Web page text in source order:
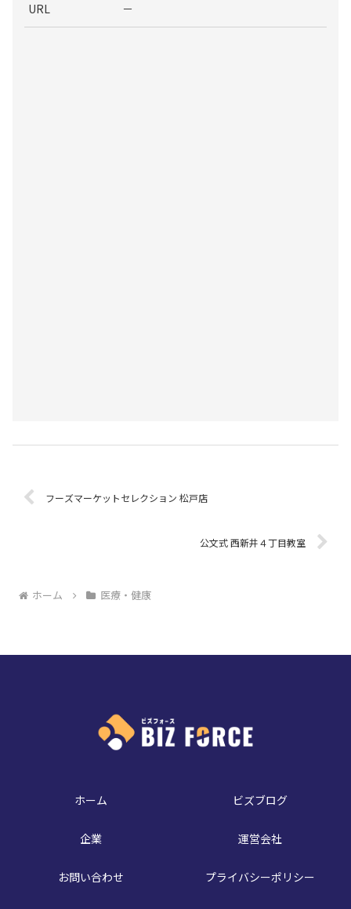
URL －
フーズマーケットセレクション 松戸店
公文式 西新井４丁目教室
ホーム 医療・健康
ホーム ビズブログ
企業 運営会社
お問い合わせ プライバシーポリシー